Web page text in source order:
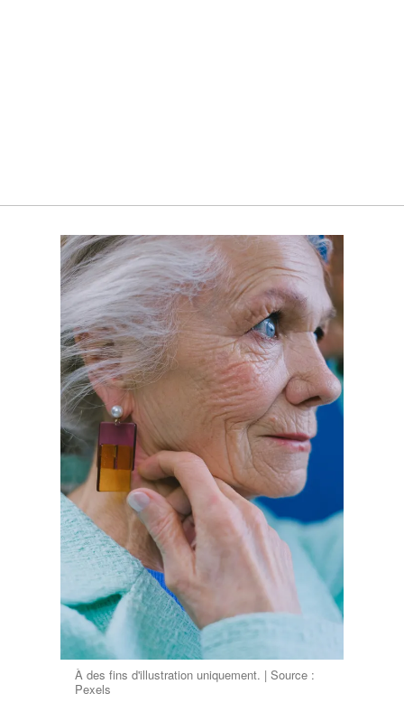
À des fins d'illustration uniquement. | Source :
Pexels